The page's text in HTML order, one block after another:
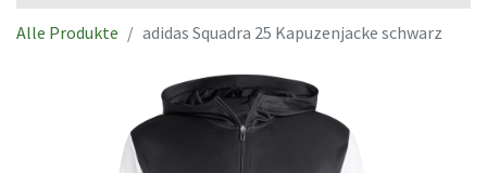
Alle Produkte adidas Squadra 25 Kapuzenjacke schwarz